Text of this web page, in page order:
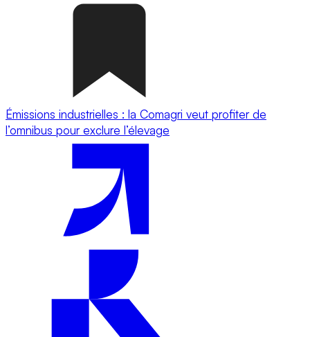
Émissions industrielles : la Comagri veut profiter de
l’omnibus pour exclure l’élevage